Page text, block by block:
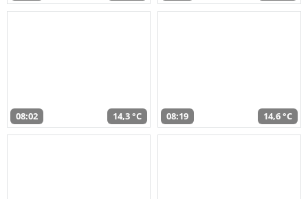
08:02 14,3 °C 08:19 14,6 °C